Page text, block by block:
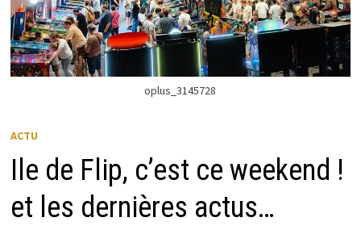
oplus_3145728
ACTU
Ile de Flip, c’est ce weekend !
et les dernières actus…